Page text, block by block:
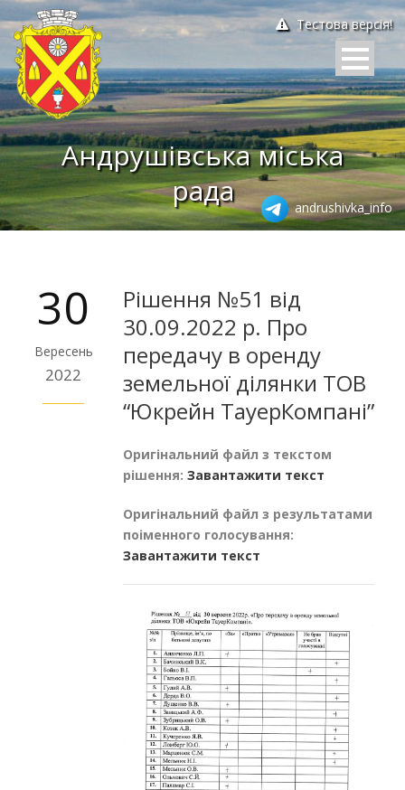
Тестова версія!
Андрушівська міська
рада
andrushivka_info
30
Вересень
2022
Рішення №51 від
30.09.2022 р. Про
передачу в оренду
земельної ділянки ТОВ
“Юкрейн ТауерКомпані”
Оригінальний файл з текстом
рішення: Завантажити текст
Оригінальний файл з результатами
поіменного голосування:
Завантажити текст